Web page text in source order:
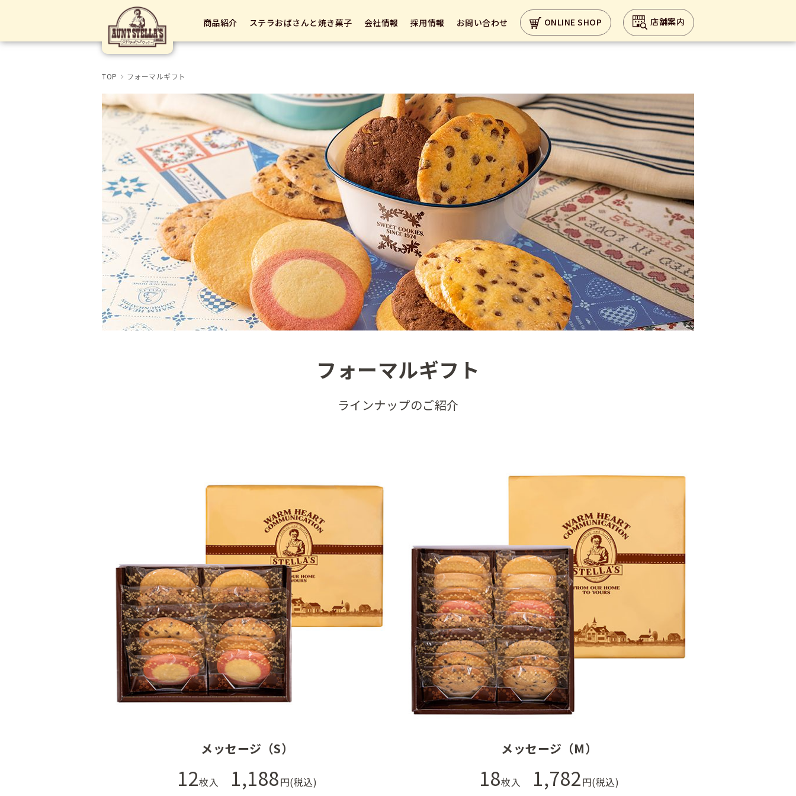
商品紹介 ステラおばさんと焼き菓子 会社情報 採用情報 お問い合わせ ONLINE SHOP 店舗案内
TOP フォーマルギフト
フォーマルギフト
ラインナップのご紹介
メッセージ（S）
12枚入 1,188円(税込)
メッセージ（M）
18枚入 1,782円(税込)